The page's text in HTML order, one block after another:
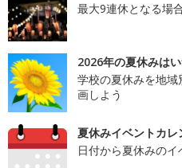
最大9連休となる場
2026年の夏休みは
学校の夏休みを地
画しよう
夏休みイベントカレ
日付から夏休みの